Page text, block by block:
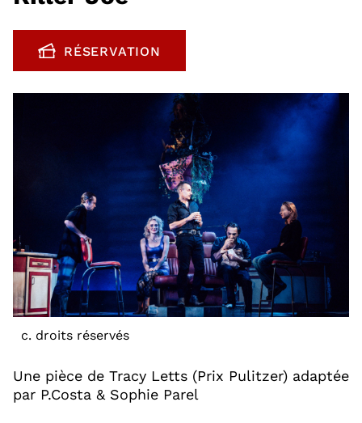
RÉSERVATION
, OUVRE UNE NOUVELLE FENÊTRE
c. droits réservés
Une pièce de Tracy Letts (Prix Pulitzer) adaptée
par P.Costa & Sophie Parel